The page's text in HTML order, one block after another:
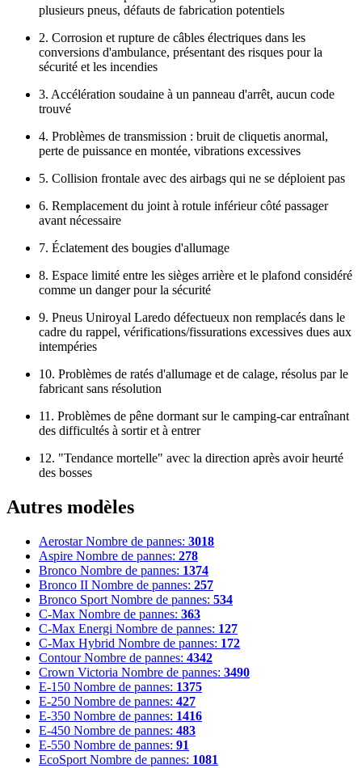
plusieurs pneus, défauts de fabrication potentiels
2. Corrosion et rupture de câbles électriques dans les
conversions d'ambulance, présentant des risques pour la
sécurité et les incendies
3. Accélération soudaine à un panneau d'arrêt, aucun code
trouvé
4. Problèmes de transmission : bruit de cliquetis anormal,
perte de puissance en montée, vibrations excessives
5. Collision frontale avec des airbags qui ne se déploient pas
6. Remplacement du joint à rotule inférieur côté passager
avant nécessaire
7. Éclatement des bougies d'allumage
8. Espace limité entre les sièges arrière et le plafond considéré
comme un danger pour la sécurité
9. Pneus Uniroyal Laredo défectueux non remplacés dans le
cadre du rappel, vérifications/fissurations excessives dues aux
intempéries
10. Problèmes de ratés d'allumage et de calage, résolus par le
fabricant sans résolution
11. Problèmes de pêne dormant sur le camping-car entraînant
des difficultés à sortir et à entrer
12. "Tendance mortelle" avec la direction après avoir heurté
des bosses
Autres modèles
Aerostar Nombre de pannes: 3018
Aspire Nombre de pannes: 278
Bronco Nombre de pannes: 1374
Bronco II Nombre de pannes: 257
Bronco Sport Nombre de pannes: 534
C-Max Nombre de pannes: 363
C-Max Energi Nombre de pannes: 127
C-Max Hybrid Nombre de pannes: 172
Contour Nombre de pannes: 4342
Crown Victoria Nombre de pannes: 3490
E-150 Nombre de pannes: 1375
E-250 Nombre de pannes: 427
E-350 Nombre de pannes: 1416
E-450 Nombre de pannes: 483
E-550 Nombre de pannes: 91
EcoSport Nombre de pannes: 1081